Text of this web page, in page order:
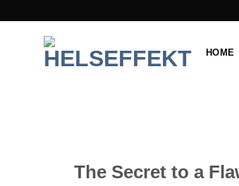
HOME
The Secret to a